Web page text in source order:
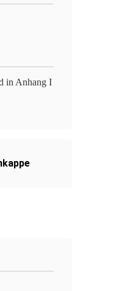
in Anhang I